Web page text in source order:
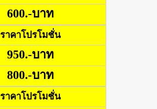
600.-บาท
ราคาโปรโมชั่น
950.-บาท
800.-บาท
ราคาโปรโมชั่น